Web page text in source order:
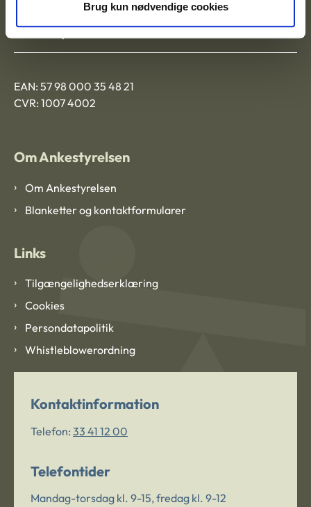
Brug kun nødvendige cookies
Ankestyrelsen København
EAN: 57 98 000 35 48 21
CVR: 1007 4002
Om Ankestyrelsen
Om Ankestyrelsen
Blanketter og kontaktformularer
Links
Tilgængelighedserklæring
Cookies
Persondatapolitik
Whistleblowerordning
Kontaktinformation
Telefon: 33 41 12 00
Telefontider
Mandag-torsdag kl. 9-15, fredag kl. 9-12